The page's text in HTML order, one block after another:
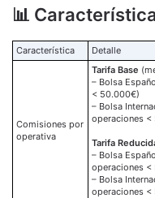
📊
Característica Detalle
Comisiones por
operativa
Tarifa Base
– Bolsa
< 50.000€)
– Bolsa
operaciones
Tarifa
– Bolsa
operaciones <
– Bolsa
operaciones